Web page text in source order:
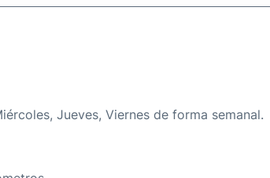
Jueves, Viernes de forma semanal.